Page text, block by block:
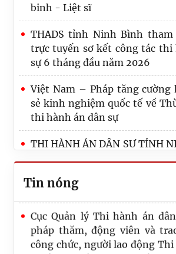
binh - Liệt sĩ
THADS tỉnh Ninh Bình
trực tuyến sơ kết công tác thi
sự 6 tháng đầu năm 2026
Việt Nam – Pháp tăng cường
sẻ kinh nghiệm quốc tế về
thi hành án dân sự
THI HÀNH ÁN DÂN SỰ TỈNH
Phòng THADS KV2, Ninh
BÁO Kết quả lựa chọn tổ
đấu giá tài sản số 680/TB-
28/4/2026
Tin nóng
Hội nghị giao ban công tác
thi hành án hành chính
tỉnh Ninh Bình tạo chuyển
trong năm 2026
Khai trương Cơ sở dữ liệu
luật phiên bản mới
Cục Quản lý Thi hành án
pháp thăm, động viên và
công chức, người lao động
sự tỉnh Tuyên Quang bị ảnh